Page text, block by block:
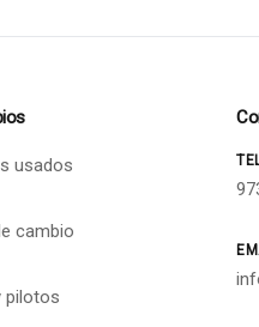
usados
cambio
pilotos